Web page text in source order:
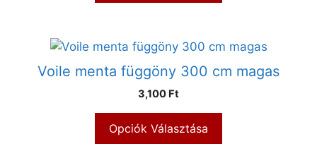
Voile menta függöny 300 cm magas
3,100 Ft
Opciók Választása